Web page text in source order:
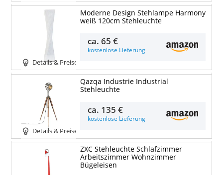
Details & Preise
Moderne Design Stehlampe Harmony
weiß 120cm Stehleuchte
ca.65 €
kostenlose Lieferung
Details & Preise
Qazqa Industrie Industrial
Stehleuchte
ca. 135 €
kostenlose Lieferung
ZXC Stehleuchte Schlafzimmer
Arbeitszimmer Wohnzimmer
Bügeleisen